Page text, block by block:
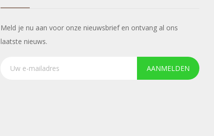
Meld je nu aan voor onze nieuwsbrief en ontvang al ons
laatste nieuws.
AANMELDEN